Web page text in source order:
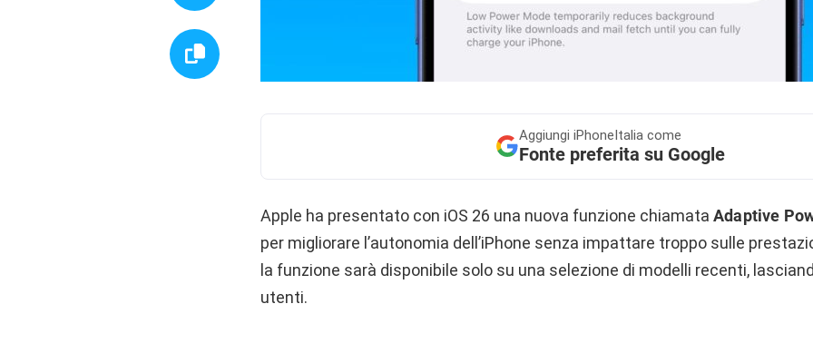
Aggiungi iPhoneItalia come
Fonte preferita su Google
Apple ha presentato con iOS 26 una nuova funzione chiamata Adaptive
per migliorare l’autonomia dell’iPhone senza impattare troppo sulle
la funzione sarà disponibile solo su una selezione di modelli recenti,
utenti.